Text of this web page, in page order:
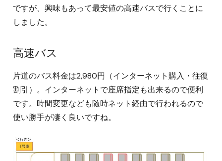
ですが、興味もあって最安値の高速バスで行くことに
しました。
高速バス
片道のバス料金は2,980円（インターネット購入・往復
割引）。インターネットで座席指定も出来るので便利
です。時間変更なども随時ネット経由で行われるので
使い勝手が凄く良いですね。